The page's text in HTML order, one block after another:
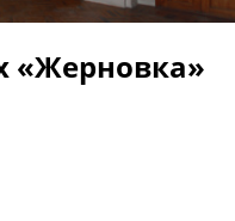
«Жерновка»